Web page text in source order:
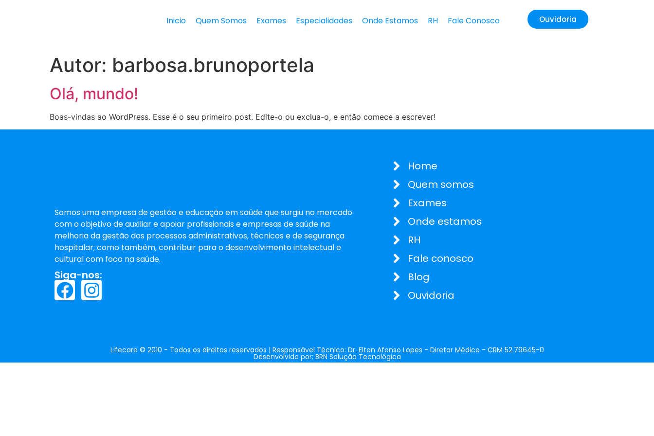
Inicio Quem Somos Exames Especialidades Onde Estamos RH Fale Conosco Ouvidoria
Autor: barbosa.brunoportela
Olá, mundo!
Boas-vindas ao WordPress. Esse é o seu primeiro post. Edite-o ou exclua-o, e então comece a escrever!
Somos uma empresa de gestão e educação em saúde que surgiu no mercado
com o objetivo de auxiliar e apoiar profissionais e empresas de saúde na
melhoria da gestão dos processos administrativos, técnicos e de segurança
hospitalar; como também, contribuir para o desenvolvimento intelectual e
cultural com foco na saúde.
Siga-nos:
Home
Quem somos
Exames
Onde estamos
RH
Fale conosco
Blog
Ouvidoria
Lifecare © 2010 - Todos os direitos reservados | Responsável Técnico: Dr. Elton Afonso Lopes - Diretor Médico - CRM 52.79645-0
Desenvolvido por: BRN Solução Tecnológica